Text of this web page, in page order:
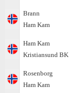
Brann
Ham Kam
Ham Kam
Kristiansund BK
Rosenborg
Ham Kam